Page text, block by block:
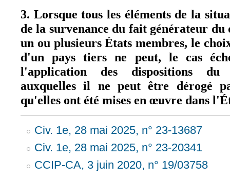
3. Lorsque tous les éléments de la
de la survenance du fait générateur du
un ou plusieurs États membres, le
d'un pays tiers ne peut, le cas
l'application des dispositions du
auxquelles il ne peut être dérogé
qu'elles ont été mises en œuvre dans
Civ. 1e, 28 mai 2025, n° 23-13687
Civ. 1e, 28 mai 2025, n° 23-20341
CCIP-CA, 3 juin 2020, n° 19/03758